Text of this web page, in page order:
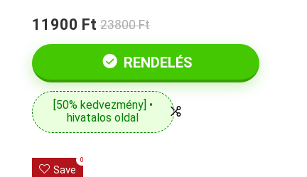
11900 Ft 23800 Ft
RENDELÉS
[50% kedvezmény] •
hivatalos oldal
Save
0